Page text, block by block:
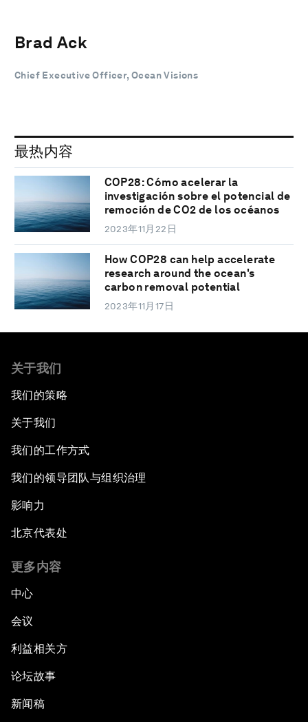
Brad Ack
Chief Executive Officer, Ocean Visions
最热内容
COP28: Cómo acelerar la
investigación sobre el potencial de
remoción de CO2 de los océanos
2023年11月22日
How COP28 can help accelerate
research around the ocean's
carbon removal potential
2023年11月17日
关于我们
我们的策略
关于我们
我们的工作方式
我们的领导团队与组织治理
影响力
北京代表处
更多内容
中心
会议
利益相关方
论坛故事
新闻稿